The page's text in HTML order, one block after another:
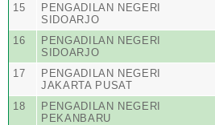
15
PENGADILAN NEGERI
SIDOARJO
16
PENGADILAN NEGERI
SIDOARJO
17
PENGADILAN NEGERI
JAKARTA PUSAT
18
PENGADILAN NEGERI
PEKANBARU